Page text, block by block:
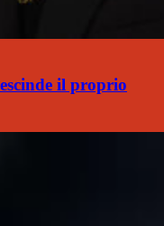
il proprio